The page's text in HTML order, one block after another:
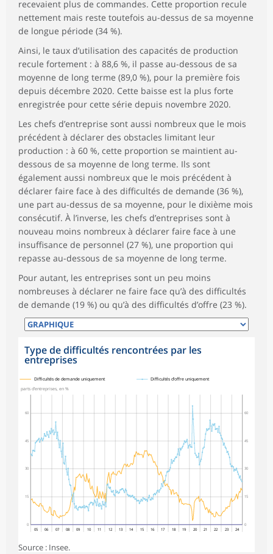
recevaient plus de commandes. Cette proportion recule
nettement mais reste toutefois au-dessus de sa moyenne
de longue période (34 %).
Ainsi, le taux d’utilisation des capacités de production
recule fortement : à 88,6 %, il passe au-dessous de sa
moyenne de long terme (89,0 %), pour la première fois
depuis décembre 2020. Cette baisse est la plus forte
enregistrée pour cette série depuis novembre 2020.
Les chefs d’entreprise sont aussi nombreux que le mois
précédent à déclarer des obstacles limitant leur
production : à 60 %, cette proportion se maintient au-
dessous de sa moyenne de long terme. Ils sont
également aussi nombreux que le mois précédent à
déclarer faire face à des difficultés de demande (36 %),
une part au-dessus de sa moyenne, pour le dixième mois
consécutif. À l’inverse, les chefs d’entreprises sont à
nouveau moins nombreux à déclarer faire face à une
insuffisance de personnel (27 %), une proportion qui
repasse au-dessous de sa moyenne de long terme.
Pour autant, les entreprises sont un peu moins
nombreuses à déclarer ne faire face qu’à des difficultés
de demande (19 %) ou qu’à des difficultés d’offre (23 %).
Type de difficultés rencontrées par les
entreprises
0
15
30
45
60
0
15
30
45
60
parts d’entreprises, en %
05 06 07 08 09 10 11 12 13 14 15 16 17 18 19 20 21 22 23 24
Difficultés de demande uniquement Difficultés d’offre uniquement
Source : Insee.